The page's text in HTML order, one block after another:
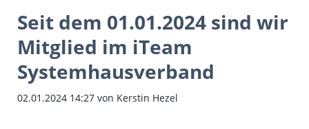
Seit dem 01.01.2024 sind wir
Mitglied im iTeam
Systemhausverband
02.01.2024 14:27von Kerstin Hezel